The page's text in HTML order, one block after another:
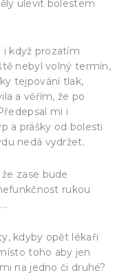
ulevit bolestem
když prozatím
nebyl volný termín,
tejpování tlak,
a věřím, že po
mi i
a prášky od bolesti
nedá vydržet.
zase bude
rukou
kdyby opět lékaři
toho aby jen
na jedno či druhé?